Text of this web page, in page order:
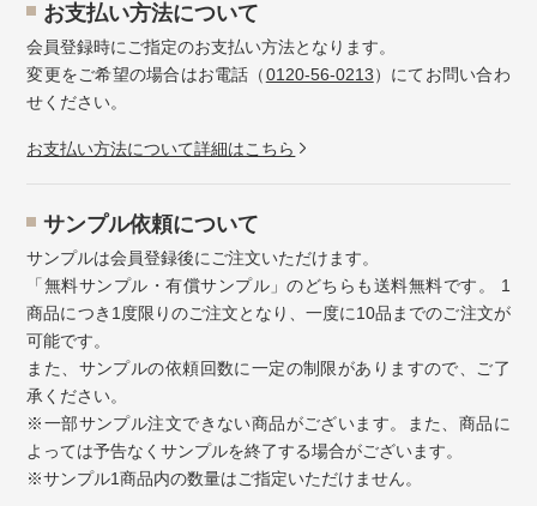
お⽀払い⽅法について
会員登録時にご指定のお支払い方法となります。
変更をご希望の場合はお電話（0120-56-0213）にてお問い合わ
せください。
お⽀払い⽅法について詳細はこちら
サンプル依頼について
サンプルは会員登録後にご注文いただけます。
「無料サンプル・有償サンプル」のどちらも送料無料です。 1
商品につき1度限りのご注文となり、一度に10品までのご注文が
可能です。
また、サンプルの依頼回数に一定の制限がありますので、ご了
承ください。
※一部サンプル注文できない商品がございます。また、商品に
よっては予告なくサンプルを終了する場合がございます。
※サンプル1商品内の数量はご指定いただけません。